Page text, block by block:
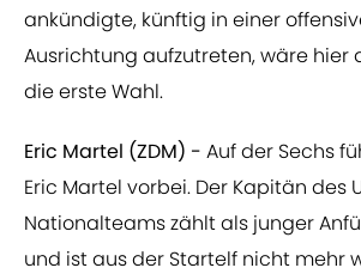
ankündigte, künftig in einer
Ausrichtung aufzutreten, wäre hier
die erste Wahl.
Eric Martel (ZDM) - Auf der Sechs
Eric Martel vorbei. Der Kapitän des
Nationalteams zählt als junger
und ist aus der Startelf nicht mehr